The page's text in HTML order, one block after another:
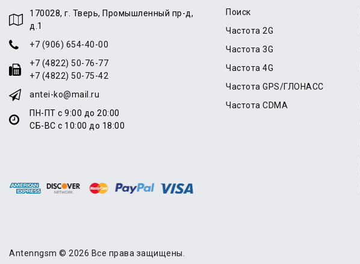
170028, г. Тверь, Промышленный пр-д,
д.1
+7 (906) 654-40-00
+7 (4822) 50-76-77
+7 (4822) 50-75-42
antei-ko@mail.ru
ПН-ПТ с 9:00 до 20:00
СБ-ВС с 10:00 до 18:00
Поиск
Частота 2G
Частота 3G
Частота 4G
Частота GPS/ГЛОНАСС
Частота CDMA
Antenngsm © 2026 Все права защищены.